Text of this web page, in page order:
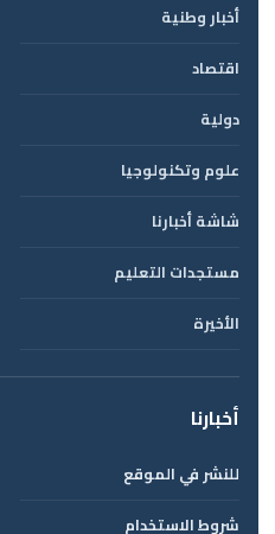
أخبار وطنية
اقتصاد
دولية
علوم وتكنولوجيا
شاشة أخبارنا
مستجدات التعليم
الأخيرة
أخبارنا
للنشر في الموقع
شروط الاستخدام